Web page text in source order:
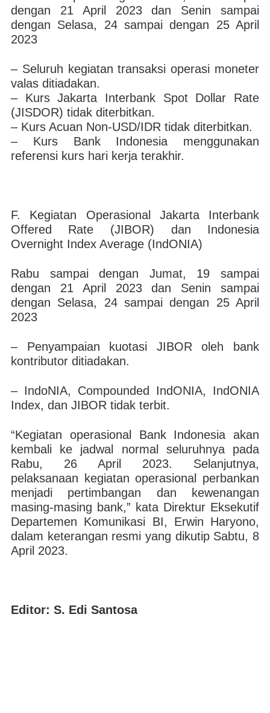
dengan 21 April 2023 dan Senin sampai
dengan Selasa, 24 sampai dengan 25 April
2023​
– Seluruh kegiatan transaksi operasi moneter
valas ditiadakan.
– Kurs Jakarta Interbank Spot Dollar Rate
(JISDOR) tidak diterbitkan.
– Kurs Acuan Non-USD/IDR tidak diterbitkan.
– Kurs Bank Indonesia menggunakan
referensi kurs hari kerja terakhir.
F. Kegiatan Operasional Jakarta Interbank
Offered Rate (JIBOR) dan Indonesia
Overnight Index Average (IndONIA)
Rabu sampai dengan Jumat, 19 sampai
dengan 21 April 2023 dan Senin sampai
dengan Selasa, 24 sampai dengan 25 April
2023
– Penyampaian kuotasi JIBOR oleh bank
kontributor ditiadakan.
– IndoNIA, Compounded IndONIA, IndONIA
Index, dan JIBOR tidak terbit.
“Kegiatan operasional Bank Indonesia akan
kembali ke jadwal normal seluruhnya pada
Rabu, 26 April 2023. Selanjutnya,
pelaksanaan kegiatan operasional perbankan
menjadi pertimbangan dan kewenangan
masing-masing bank,” kata Direktur Eksekutif
Departemen Komunikasi BI, Erwin Haryono,
dalam keterangan resmi yang dikutip Sabtu, 8
April 2023.
Editor: S. Edi Santosa